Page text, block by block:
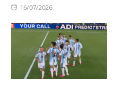
Posted
16/07/2026